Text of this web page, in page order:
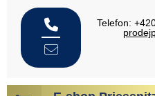
Telefon: